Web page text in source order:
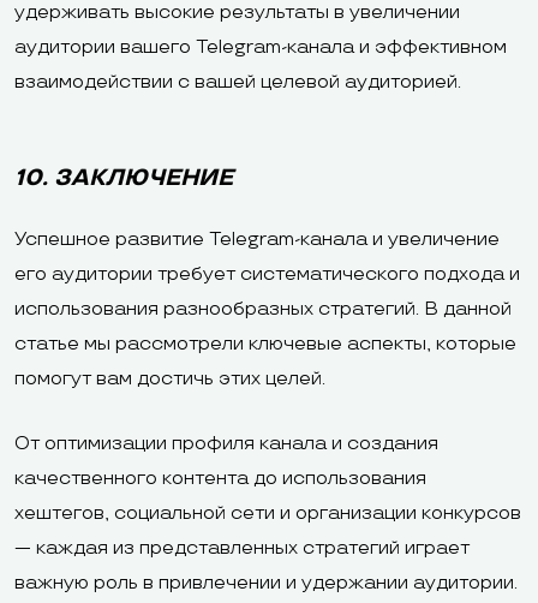
удерживать высокие результаты в увеличении
аудитории вашего Telegram-канала и эффективном
взаимодействии с вашей целевой аудиторией.
10. ЗАКЛЮЧЕНИЕ
Успешное развитие Telegram-канала и увеличение
его аудитории требует систематического подхода и
использования разнообразных стратегий. В данной
статье мы рассмотрели ключевые аспекты, которые
помогут вам достичь этих целей.
От оптимизации профиля канала и создания
качественного контента до использования
хештегов, социальной сети и организации конкурсов
— каждая из представленных стратегий играет
важную роль в привлечении и удержании аудитории.